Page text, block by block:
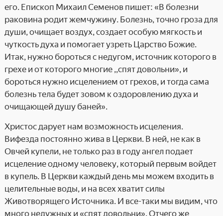
его. Епископ Михаил Семенов пишет: «В болезни
раковина родит жемчужину. Болезнь, точно гроза для
души, очищает воздух, создает особую мягкость и
чуткость духа и помогает узреть Царство Божие.
Итак, нужно бороться с недугом, источник которого в
грехе и от которого многие ,,спят довольни», и
бороться нужно исцелением от грехов, и тогда сама
болезнь тела будет зовом к оздоровлению духа и
очищающей душу баней».
Христос дарует нам возможность исцеления.
Вифезда постоянно жива в Церкви. В ней, не как в
Овчей купели, не только раз в году ангел подает
исцеление одному человеку, который первым войдет
в купель. В Церкви каждый день мы можем входить в
целительные воды, и на всех хватит силы
Животворящего Источника. И все-таки мы видим, что
много недужных и «спят довольни». Отчего же